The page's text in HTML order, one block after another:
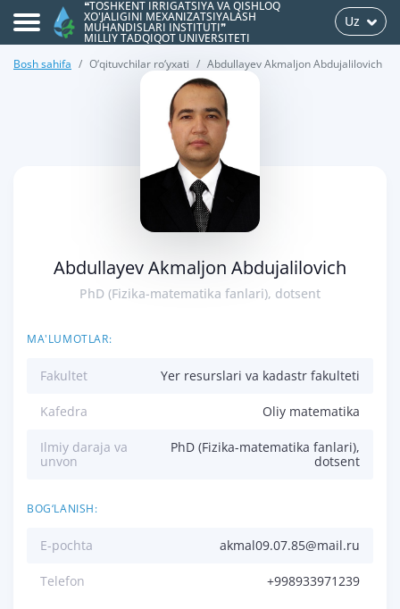
❝TOSHKENT IRRIGATSIYA VA QISHLOQ
XO'JALIGINI MEXANIZATSIYALASH
MUHANDISLARI INSTITUTI❞
MILLIY TADQIQOT UNIVERSITETI
Uz
Bosh sahifa O‘qituvchilar ro‘yxati Abdullayev Akmaljon Abdujalilovich
Abdullayev Akmaljon Abdujalilovich
PhD (Fizika-matematika fanlari), dotsent
MA'LUMOTLAR:
Fakultet Yer resurslari va kadastr fakulteti
Kafedra Oliy matematika
Ilmiy daraja va
unvon
PhD (Fizika-matematika fanlari),
dotsent
BOG‘LANISH:
E-pochta akmal09.07.85@mail.ru
Telefon +998933971239